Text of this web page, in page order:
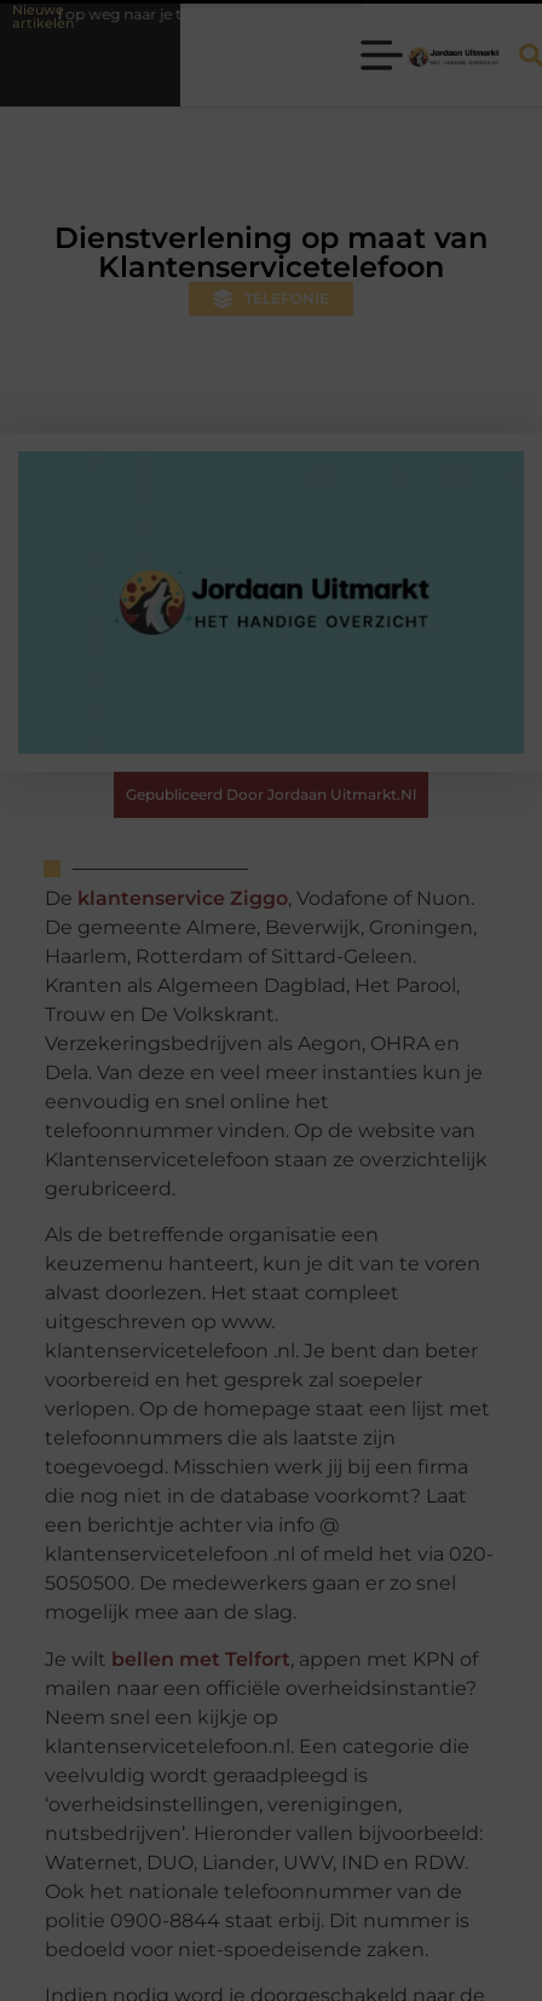
Nieuwe
artikelen
weg naar je theorie-examen
Dienstverlening op maat van
Klantenservicetelefoon
TELEFONIE
Gepubliceerd Door Jordaan Uitmarkt.nl
De klantenservice Ziggo, Vodafone of Nuon.
De gemeente Almere, Beverwijk, Groningen,
Haarlem, Rotterdam of Sittard-Geleen.
Kranten als Algemeen Dagblad, Het Parool,
Trouw en De Volkskrant.
Verzekeringsbedrijven als Aegon, OHRA en
Dela. Van deze en veel meer instanties kun je
eenvoudig en snel online het
telefoonnummer vinden. Op de website van
Klantenservicetelefoon staan ze overzichtelijk
gerubriceerd.
Als de betreffende organisatie een
keuzemenu hanteert, kun je dit van te voren
alvast doorlezen. Het staat compleet
uitgeschreven op www.
klantenservicetelefoon .nl. Je bent dan beter
voorbereid en het gesprek zal soepeler
verlopen. Op de homepage staat een lijst met
telefoonnummers die als laatste zijn
toegevoegd. Misschien werk jij bij een firma
die nog niet in de database voorkomt? Laat
een berichtje achter via info @
klantenservicetelefoon .nl of meld het via 020-
5050500. De medewerkers gaan er zo snel
mogelijk mee aan de slag.
Je wilt bellen met Telfort, appen met KPN of
mailen naar een officiële overheidsinstantie?
Neem snel een kijkje op
klantenservicetelefoon.nl. Een categorie die
veelvuldig wordt geraadpleegd is
‘overheidsinstellingen, verenigingen,
nutsbedrijven’. Hieronder vallen bijvoorbeeld:
Waternet, DUO, Liander, UWV, IND en RDW.
Ook het nationale telefoonnummer van de
politie 0900-8844 staat erbij. Dit nummer is
bedoeld voor niet-spoedeisende zaken.
Indien nodig word je doorgeschakeld naar de